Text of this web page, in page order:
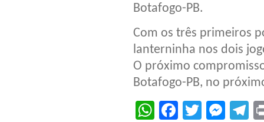
Botafogo-PB.
Com os três primeiros
lanterninha nos dois
O próximo
Botafogo-PB, no
WhatsApp
Facebook
Twitter